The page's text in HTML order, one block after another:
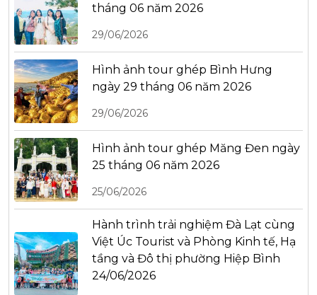
tháng 06 năm 2026
29/06/2026
Hình ảnh tour ghép Bình Hưng
ngày 29 tháng 06 năm 2026
29/06/2026
Hình ảnh tour ghép Măng Đen ngày
25 tháng 06 năm 2026
25/06/2026
Hành trình trải nghiệm Đà Lạt cùng
Việt Úc Tourist và Phòng Kinh tế, Hạ
tầng và Đô thị phường Hiệp Bình
24/06/2026